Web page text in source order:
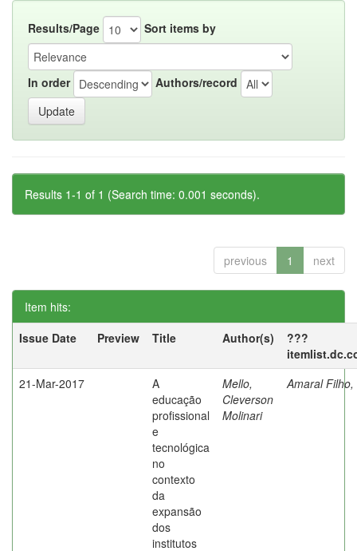
Results/Page Sort items by
In order Authors/record
Results 1-1 of 1 (Search time: 0.001 seconds).
previous 1 next
Item hits:
Issue Date
Preview Title Author(s)
???
21-Mar-2017
A
educação
profissional
e
tecnológica
no
contexto
da
expansão
dos
institutos
Mello,
Cleverson
Molinari
Amaral